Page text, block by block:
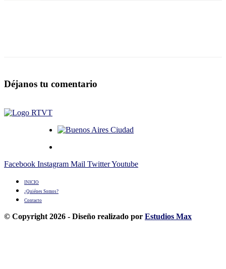
Déjanos tu comentario
Facebook Instagram Mail TwitterYoutube
INICIO
¿Quiénes Somos?
Contacto
© Copyright 2026 - Diseño realizado por Estudios Max